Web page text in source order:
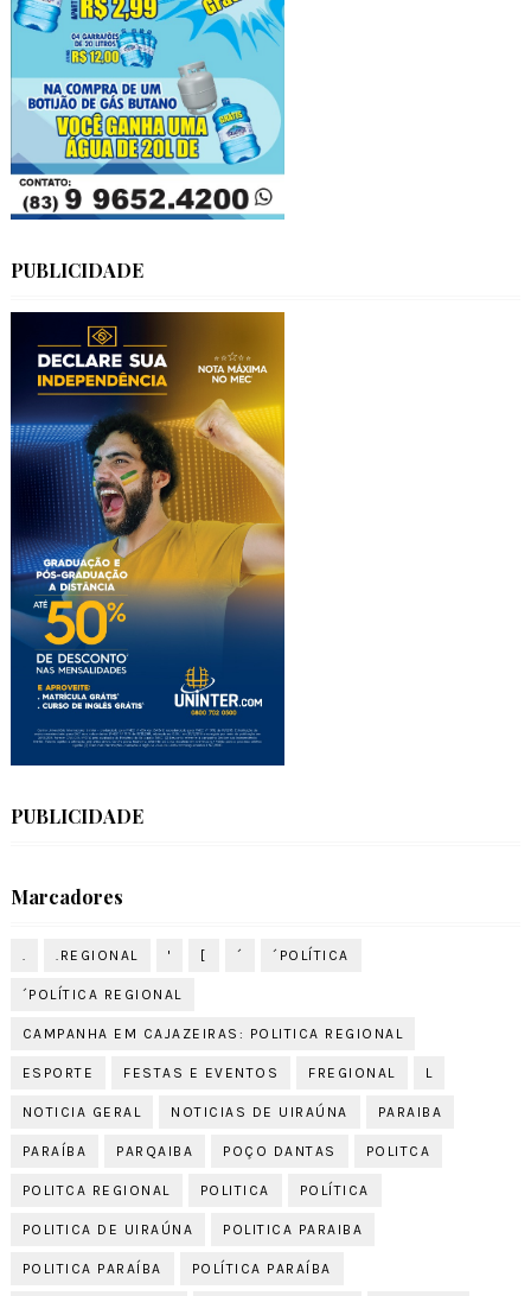
PUBLICIDADE
PUBLICIDADE
Marcadores
. .REGIONAL ' [ ´ ´POLÍTICA
´POLÍTICA REGIONAL
CAMPANHA EM CAJAZEIRAS: POLITICA REGIONAL
ESPORTE FESTAS E EVENTOS FREGIONAL L
NOTICIA GERAL NOTICIAS DE UIRAÚNA PARAIBA
PARAÍBA PARQAIBA POÇO DANTAS POLITCA
POLITCA REGIONAL POLITICA POLÍTICA
POLITICA DE UIRAÚNA POLITICA PARAIBA
POLITICA PARAÍBA POLÍTICA PARAÍBA